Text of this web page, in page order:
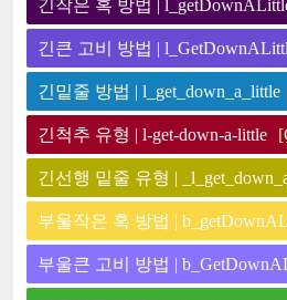
긴작은 혹 방법 |
긴큰 고비 방법 |
긴밑줄 방법 | l_get_down_a_little
긴척추 유형 | l-get-down-a-little
긴선행 밑줄 유형 |
부울작은 혹 방법 |
부울큰 고비 방법 |